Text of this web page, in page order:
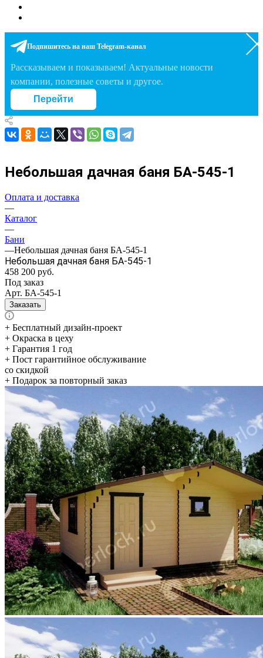
Подпишитесь на наш Telegram-канал
Рассказываем и показываем! Актуальные новости
компании, полезные советы и другое.
Перейти
Небольшая дачная баня БА-545-1
Оплата и доставка
—
Каталог
—
Бани
—Небольшая дачная баня БА-545-1
Небольшая дачная баня БА-545-1
458 200 руб.
Под заказ
Арт. БА-545-1
Заказать
+ Бесплатный дизайн-проект
+ Окраска в цеху
+ Гарантия 1 год
+ Пост гарантийное обслуживание
со скидкой
+ Подарок за повторный заказ